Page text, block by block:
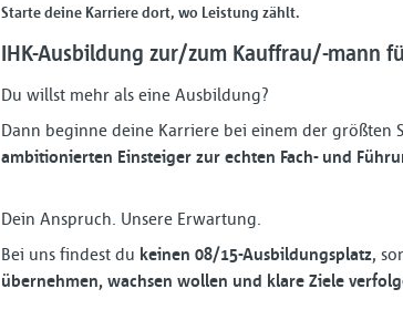
Starte deine Karriere dort, wo Leistung zählt.
IHK-Ausbildung zur/zum Kauffrau/-mann
Du willst mehr als eine Ausbildung?
Dann beginne deine Karriere bei einem der
ambitionierten Einsteiger zur echten Fach- und
Dein Anspruch. Unsere Erwartung.
Bei uns findest du keinen 08/15-Ausbildungsplatz,
übernehmen, wachsen wollen und klare Ziele